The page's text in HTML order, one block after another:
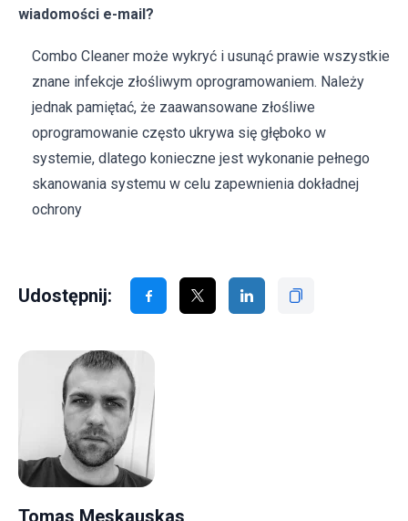
wiadomości e-mail?
Combo Cleaner może wykryć i usunąć prawie wszystkie
znane infekcje złośliwym oprogramowaniem. Należy
jednak pamiętać, że zaawansowane złośliwe
oprogramowanie często ukrywa się głęboko w
systemie, dlatego konieczne jest wykonanie pełnego
skanowania systemu w celu zapewnienia dokładnej
ochrony
Udostępnij:
Tomas Meskauskas